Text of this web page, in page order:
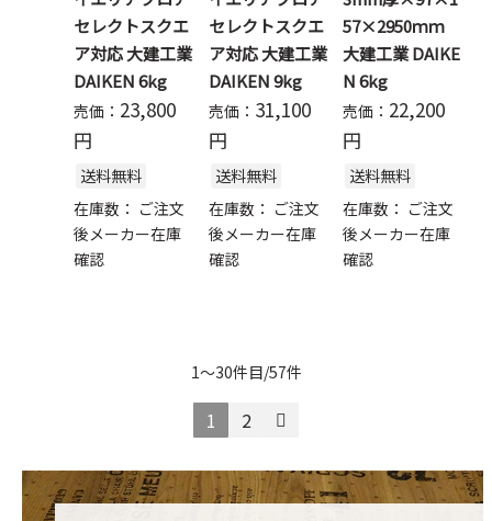
セレクトスクエ
ア対応 大建工業
DAIKEN 6kg
売価： 23,800
円
送料無料
在庫数： ご注文
後メーカー在庫
確認
セレクトスクエ
ア対応 大建工業
DAIKEN 9kg
売価： 31,100
円
送料無料
在庫数： ご注文
後メーカー在庫
確認
57×2950ｍｍ
大建工業 DAIKE
N 6kg
売価： 22,200
円
送料無料
在庫数： ご注文
後メーカー在庫
確認
1～30件目/57件
1 2